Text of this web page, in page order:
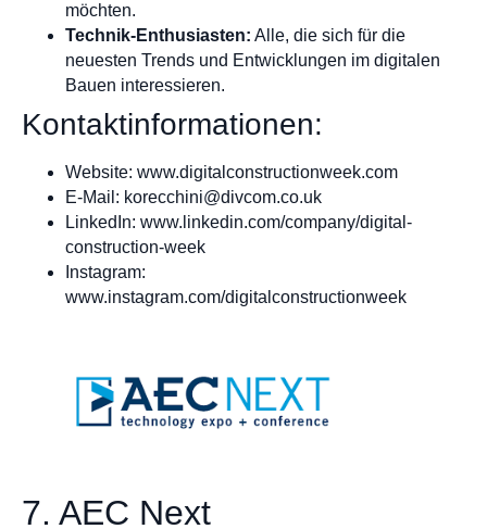
möchten.
Technik-Enthusiasten: Alle, die sich für die
neuesten Trends und Entwicklungen im digitalen
Bauen interessieren.
Kontaktinformationen:
Website: www.digitalconstructionweek.com
E-Mail: korecchini@divcom.co.uk
LinkedIn: www.linkedin.com/company/digital-
construction-week
Instagram:
www.instagram.com/digitalconstructionweek
7. AEC Next